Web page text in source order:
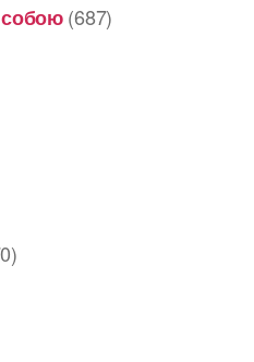
собою(687)